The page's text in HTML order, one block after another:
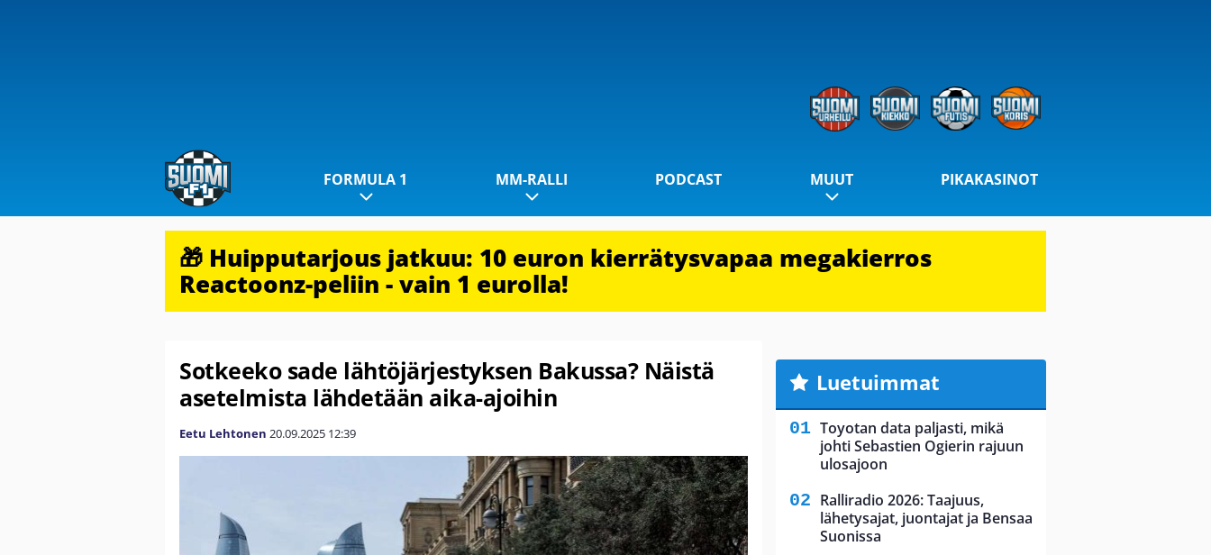
FORMULA 1 MM-RALLI PODCAST MUUT PIKAKASINOT
🎁 Huipputarjous jatkuu: 10 euron kierrätysvapaa megakierros
Reactoonz-peliin - vain 1 eurolla!
Sotkeeko sade lähtöjärjestyksen Bakussa? Näistä
asetelmista lähdetään aika-ajoihin
Eetu Lehtonen 20.09.2025 12:39
Luetuimmat
Toyotan data paljasti, mikä
johti Sebastien Ogierin rajuun
ulosajoon
Ralliradio 2026: Taajuus,
lähetysajat, juontajat ja Bensaa
Suonissa